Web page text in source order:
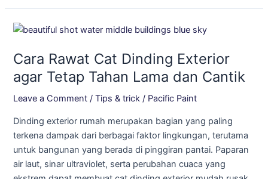
Cara Rawat Cat Dinding Exterior
agar Tetap Tahan Lama dan Cantik
Leave a Comment /Tips & trick / Pacific Paint
Dinding exterior rumah merupakan bagian yang paling
terkena dampak dari berbagai faktor lingkungan, terutama
untuk bangunan yang berada di pinggiran pantai. Paparan
air laut, sinar ultraviolet, serta perubahan cuaca yang
Cara
Cat
Dinding
Exterior
agar